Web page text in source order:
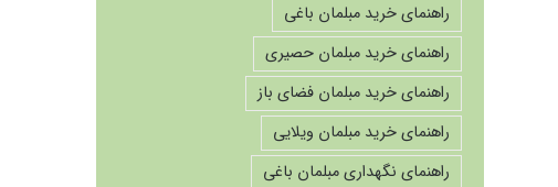
راهنمای خرید مبلمان باغی
راهنمای خرید مبلمان حصیری
راهنمای خرید مبلمان فضای باز
راهنمای خرید مبلمان ویلایی
راهنمای نگهداری مبلمان باغی